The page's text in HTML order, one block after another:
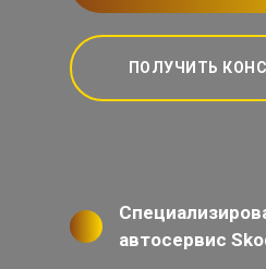
ПОЛУЧИТЬ
автосервис